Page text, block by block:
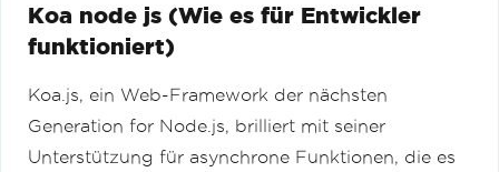
Koa node js (Wie es für Entwickler
funktioniert)
Koa.js, ein Web-Framework der nächsten
Generation for Node.js, brilliert mit seiner
Unterstützung für asynchrone Funktionen, die es